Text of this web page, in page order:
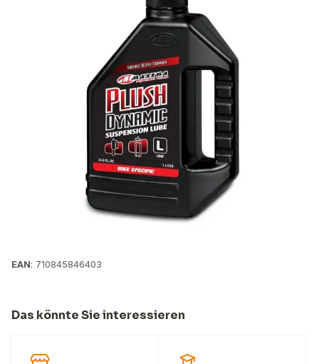
EAN: 710845846403
Das könnte Sie interessieren